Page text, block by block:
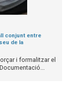
conjunt entre
de la
i formalitzar el